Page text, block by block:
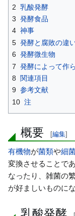
ン
に
移
動
2 乳酸発酵
3 発酵食品
4 神事
5 発酵と腐敗の違
6 発酵微生物
7 発酵によって作
8
関連項目
9 参考文献
10 注
概要 [編集]
有機物が菌類や細
変換させることで
なったり、雑菌の
が好ましいものに
乳酸発酵